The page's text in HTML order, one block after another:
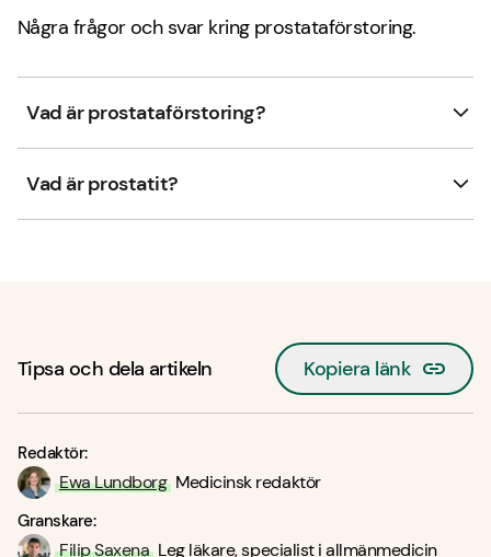
Några frågor och svar kring prostataförstoring.
Vad är prostataförstoring?
Vad är prostatit?
Tipsa och dela artikeln Kopiera länk
Redaktör:
Ewa Lundborg Medicinsk redaktör
Granskare:
Filip Saxena Leg läkare, specialist i allmänmedicin